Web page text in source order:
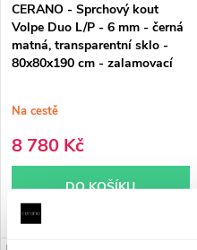
CERANO - Sprchový kout
Volpe Duo L/P - 6 mm - černá
matná, transparentní sklo -
80x80x190 cm - zalamovací
Na cestě
8 780 Kč
DO KOŠÍKU